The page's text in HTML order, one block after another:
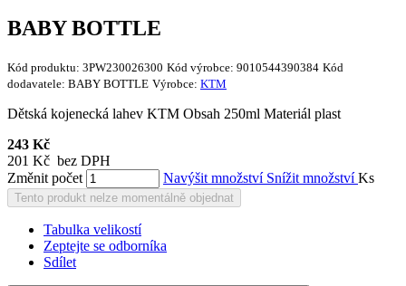
BABY BOTTLE
Kód produktu: 3PW230026300 Kód výrobce: 9010544390384 Kód
dodavatele: BABY BOTTLE Výrobce: KTM
Dětská kojenecká lahev KTM Obsah 250ml Materiál plast
243 Kč
201 Kč bez DPH
Změnit počet
Navýšit množství Snížit množstvíKs
Tento produkt nelze momentálně objednat
Tabulka velikostí
Zeptejte se odborníka
Sdílet